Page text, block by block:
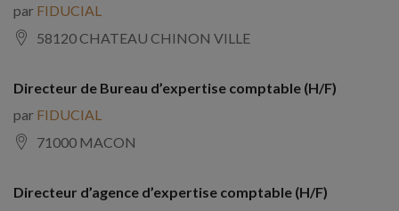
par FIDUCIAL
58120 CHATEAU CHINON VILLE
Directeur de Bureau d’expertise comptable (H/F)
par FIDUCIAL
71000 MACON
Directeur d’agence d’expertise comptable (H/F)